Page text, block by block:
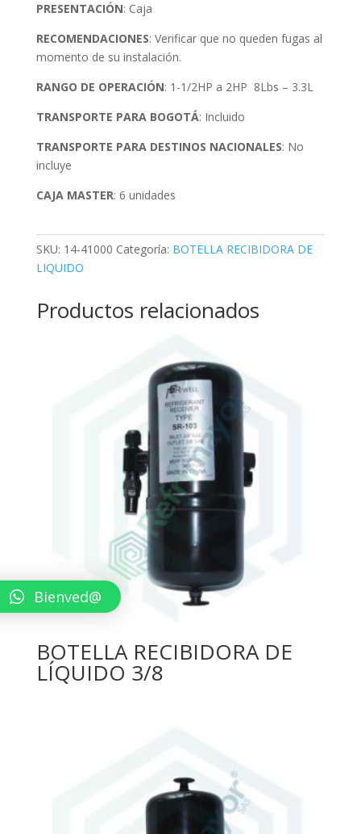
PRESENTACIÓN: Caja
RECOMENDACIONES: Verificar que no queden fugas al
momento de su instalación.
RANGO DE OPERACIÓN: 1-1/2HP a 2HP 8Lbs – 3.3L
TRANSPORTE PARA BOGOTÁ: Incluido
TRANSPORTE PARA DESTINOS NACIONALES: No
incluye
CAJA MASTER: 6 unidades
SKU: 14-41000 Categoría: BOTELLA RECIBIDORA DE
LIQUIDO
Productos relacionados
BOTELLA RECIBIDORA DE
LÍQUIDO 3/8
Bienved@